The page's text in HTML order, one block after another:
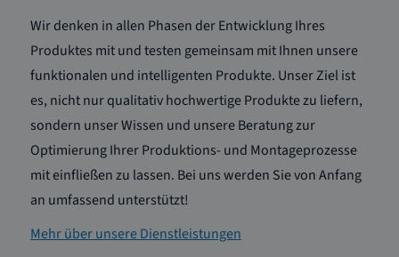
Wir denken in allen Phasen der Entwicklung Ihres
Produktes mit und testen gemeinsam mit Ihnen unsere
funktionalen und intelligenten Produkte. Unser Ziel ist
es, nicht nur qualitativ hochwertige Produkte zu liefern,
sondern unser Wissen und unsere Beratung zur
Optimierung Ihrer Produktions- und Montageprozesse
mit einfließen zu lassen. Bei uns werden Sie von Anfang
an umfassend unterstützt!
Mehr über unsere Dienstleistungen